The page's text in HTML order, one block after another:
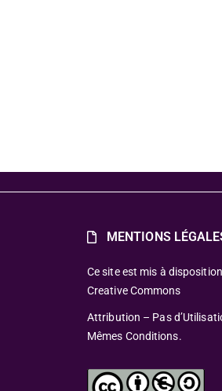
MENTIONS
Ce site est mis à
Creative Commons
Attribution – Pas
Mêmes Conditions.